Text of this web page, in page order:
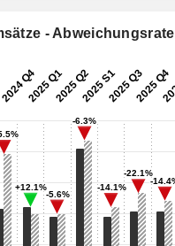
- Abweichungsrate